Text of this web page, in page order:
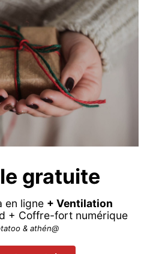
gratuite
en ligne + Ventilation
+ Coffre-fort numérique
& athén@